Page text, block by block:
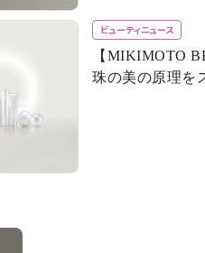
ビューティニュース
【MIKIMOTO
珠の美の原理を